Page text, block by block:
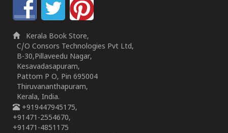
Kerala Book Store,
C/O Consors Technologies Pvt Ltd,
B-30,Pillaveedu Nagar,
Kesavadasapuram,
Pattom P O, Pin 695004
Thiruvananthapuram,
Kerala, India.
+919447945175,
+91471-2554670,
+91471-4851175